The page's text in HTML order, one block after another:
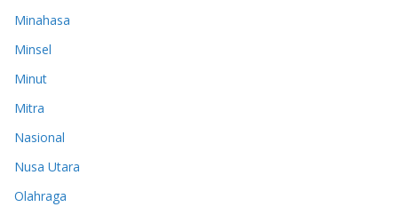
Minahasa
Minsel
Minut
Mitra
Nasional
Nusa Utara
Olahraga